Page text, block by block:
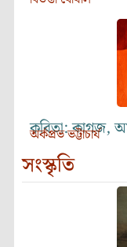
কবিতা: কাগজ,
অর্কপ্রভ ভট্টাচার্য
সংস্কৃতি